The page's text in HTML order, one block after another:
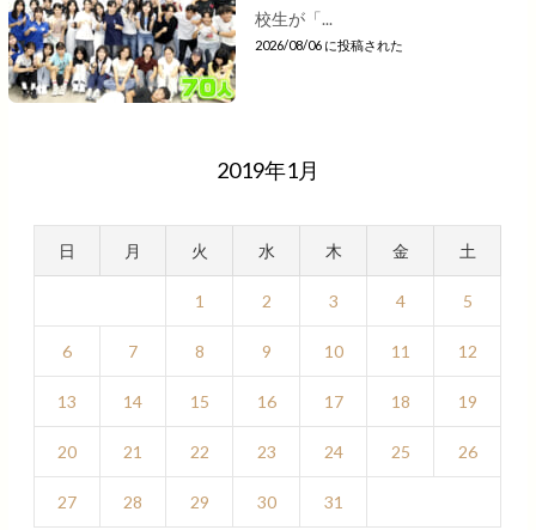
校生が「...
2026/08/06 に投稿された
2019年1月
日 月 火 水 木 金 土
1 2 3 4 5
6 7 8 9 10 11 12
13 14 15 16 17 18 19
20 21 22 23 24 25 26
27 28 29 30
31